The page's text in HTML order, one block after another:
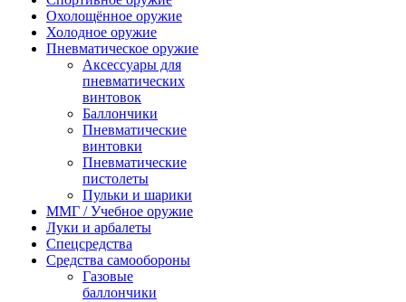
Охолощённое оружие
Холодное оружие
Пневматическое оружие
Аксессуары для
пневматических
винтовок
Баллончики
Пневматические
винтовки
Пневматические
пистолеты
Пульки и шарики
ММГ / Учебное оружие
Луки и арбалеты
Спецсредства
Средства самообороны
Газовые
баллончики